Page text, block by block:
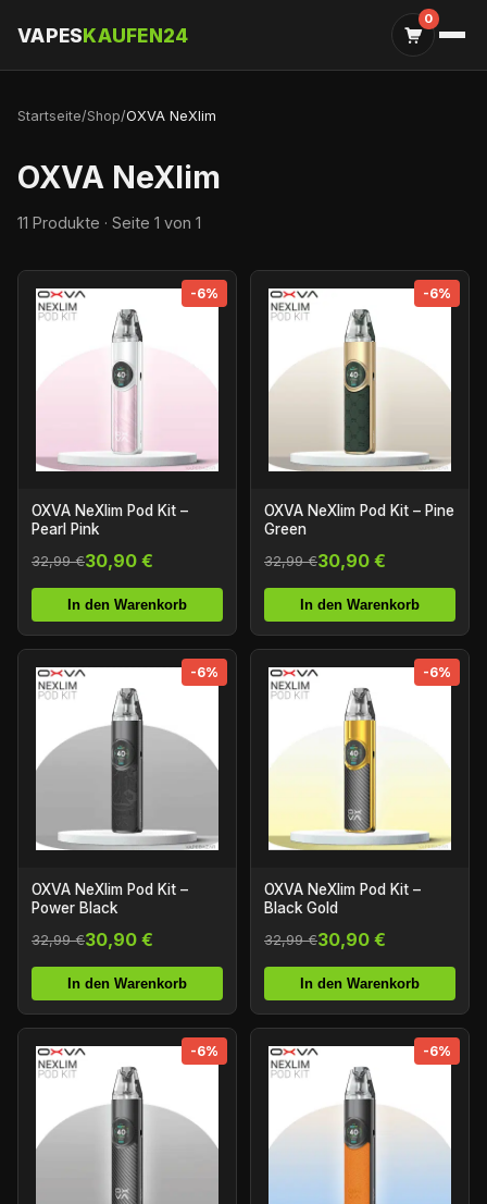
VAPESKAUFEN24
0
Startseite/Shop/OXVA NeXlim
OXVA NeXlim
11 Produkte · Seite 1 von 1
-6%
OXVA NeXlim Pod Kit –
Pearl Pink
32,99 €30,90 €
In den Warenkorb
-6%
OXVA NeXlim Pod Kit – Pine
Green
32,99 €30,90 €
In den Warenkorb
-6%
OXVA NeXlim Pod Kit –
Power Black
32,99 €30,90 €
In den Warenkorb
-6%
OXVA NeXlim Pod Kit –
Black Gold
32,99 €30,90 €
In den Warenkorb
-6% -6%